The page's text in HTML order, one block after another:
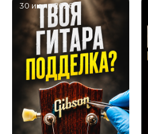
30 июля 2026